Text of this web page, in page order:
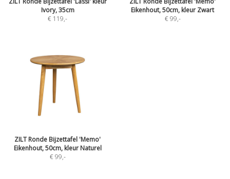
Ivory, 35cm
€ 119,-
Eikenhout, 50cm, kleur Zwart
€ 99,-
ZILT Ronde Bijzettafel 'Memo'
Eikenhout, 50cm, kleur Naturel
€ 99,-